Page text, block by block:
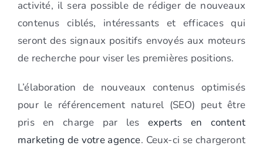
activité, il sera possible de rédiger de nouveaux
contenus ciblés, intéressants et efficaces qui
seront des signaux positifs envoyés aux moteurs
de recherche pour viser les premières positions.
L’élaboration de nouveaux contenus optimisés
pour le référencement naturel (SEO) peut être
pris en charge par les experts en content
marketing de votre agence. Ceux-ci se chargeront